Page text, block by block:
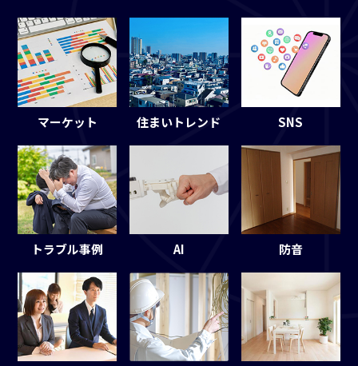
マーケット 住まいトレンド SNS
トラブル事例 AI 防音